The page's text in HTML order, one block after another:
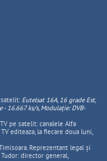
Eutelsat 16A, 16 grade Est,
- 16.667 ks/s, Modulație: DVB-
pe satelit: canalele Alfa
editeaza, la fiecare doua luni,
Reprezentant legal și
director general,